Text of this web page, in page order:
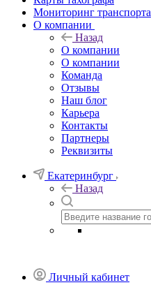
Мониторинг транспорта
О компании
Назад
О компании
О компании
Команда
Отзывы
Наш блог
Карьера
Контакты
Партнеры
Реквизиты
Екатеринбург
Назад
Личный кабинет